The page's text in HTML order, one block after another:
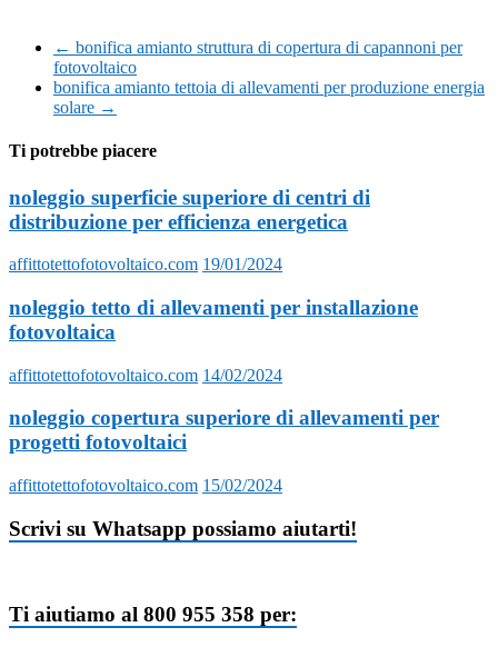
← bonifica amianto struttura di copertura di capannoni per
fotovoltaico
bonifica amianto tettoia di allevamenti per produzione energia
solare →
Ti potrebbe piacere
noleggio superficie superiore di centri di
distribuzione per efficienza energetica
affittotettofotovoltaico.com 19/01/2024
noleggio tetto di allevamenti per installazione
fotovoltaica
affittotettofotovoltaico.com 14/02/2024
noleggio copertura superiore di allevamenti per
progetti fotovoltaici
affittotettofotovoltaico.com 15/02/2024
Scrivi su Whatsapp possiamo aiutarti!
Ti aiutiamo al 800 955 358 per: